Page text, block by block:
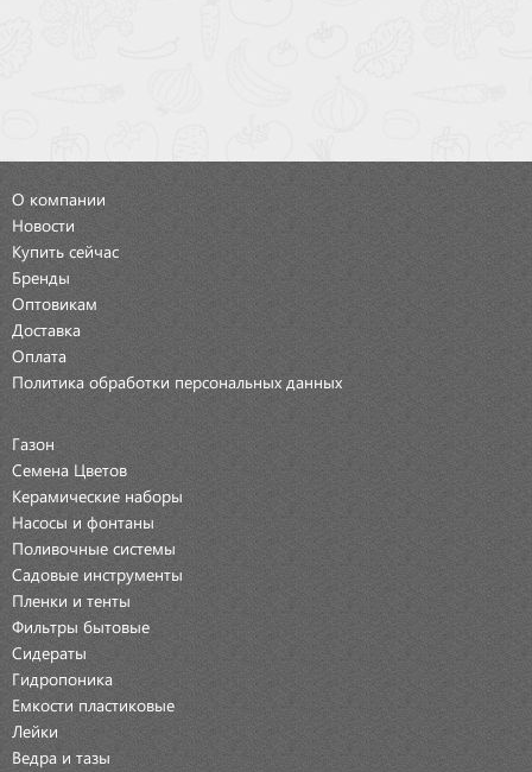
О компании
Новости
Купить сейчас
Бренды
Оптовикам
Доставка
Оплата
Политика обработки персональных данных
Газон
Семена Цветов
Керамические наборы
Насосы и фонтаны
Поливочные системы
Садовые инструменты
Пленки и тенты
Фильтры бытовые
Сидераты
Гидропоника
Емкости пластиковые
Лейки
Ведра и тазы